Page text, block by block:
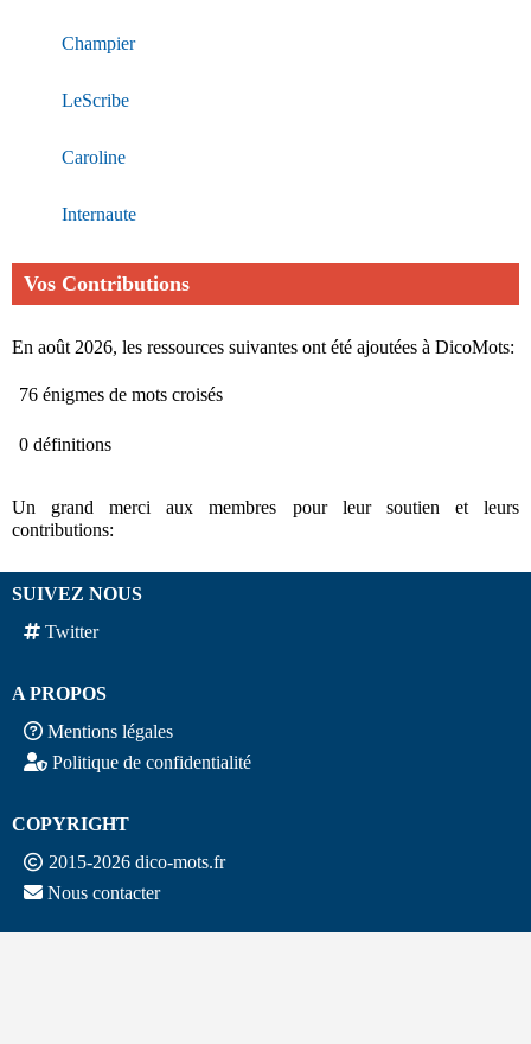
Champier
LeScribe
Caroline
Internaute
Vos Contributions
En août 2026, les ressources suivantes ont été ajoutées à DicoMots:
76 énigmes de mots croisés
0 définitions
Un grand merci aux membres pour leur soutien et leurs
contributions:
SUIVEZ NOUS
Twitter
A PROPOS
Mentions légales
Politique de confidentialité
COPYRIGHT
2015-2026 dico-mots.fr
Nous contacter